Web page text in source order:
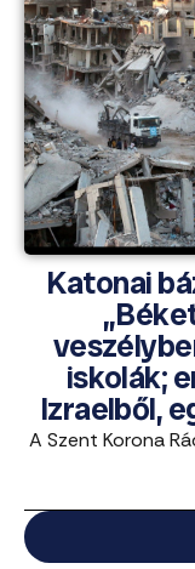
Katonai
iskolák;
Izraelből,
A Szent Korona